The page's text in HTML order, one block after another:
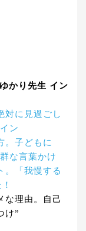
かり先生 イン
に見過ごし
ン
。子どもに
な言葉かけ
。「我慢する
な理由。自己
け”